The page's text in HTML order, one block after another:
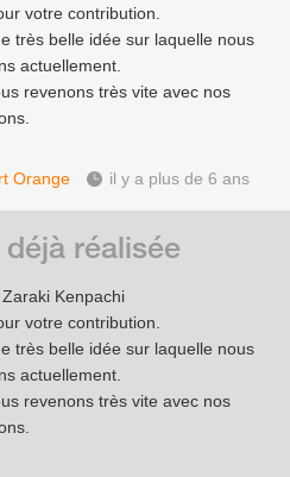
votre contribution.
très belle idée sur laquelle nous
actuellement.
revenons très vite avec nos
Orange
il y a plus de 6 ans
Kenpachi
votre contribution.
très belle idée sur laquelle nous
actuellement.
revenons très vite avec nos
déjà réalisée